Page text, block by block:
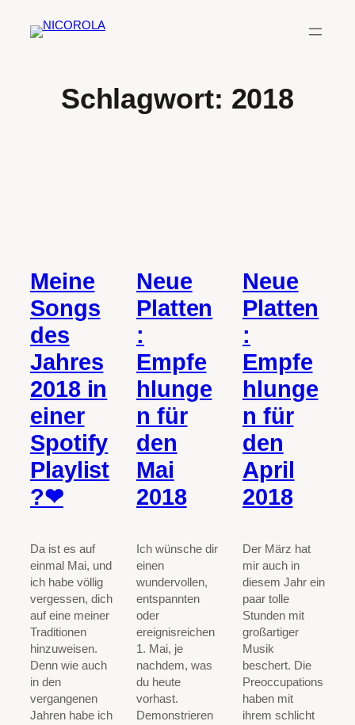
Inhalt
Schlagwort: 2018
Meine
Songs
des
Jahres
2018 in
einer
Spotify
Playlist
?❤
Da ist es auf
einmal Mai, und
ich habe völlig
vergessen, dich
auf eine meiner
Traditionen
hinzuweisen.
Denn wie auch
in den
vergangenen
Jahren habe ich
Neue
Platten
:
Empfe
hlunge
n für
den
Mai
2018
Ich wünsche dir
einen
wundervollen,
entspannten
oder
ereignisreichen
1. Mai, je
nachdem, was
du heute
vorhast.
Demonstrieren
Neue
Platten
:
Empfe
hlunge
n für
den
April
2018
Der März hat
mir auch in
diesem Jahr ein
paar tolle
Stunden mit
großartiger
Musik
beschert. Die
Preoccupations
haben mit
ihrem schlicht